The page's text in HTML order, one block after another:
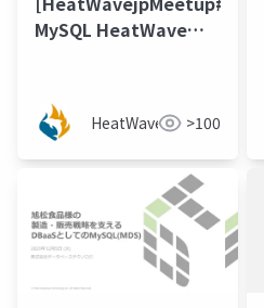
MySQL HeatWave
氏（スマートスタイ
ル）]
HeatWavejp >100